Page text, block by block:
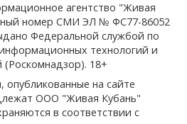
агентство "Живая
номер СМИ ЭЛ № ФС77-86052
Федеральной службой по
технологий и
18+
опубликованные на сайте
ООО "Живая Кубань"
в соответствии с